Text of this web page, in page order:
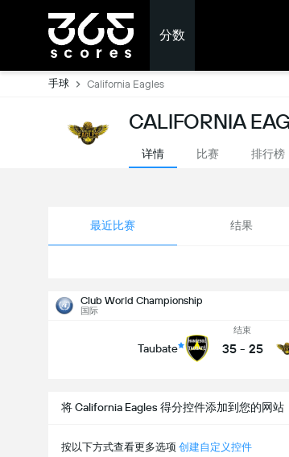
分数
手球 California Eagles
CALIFORNIA
详情 比赛 排行榜
最近比赛 结果
Club World Championship
国际
Taubate
结束
35 - 25
将 California Eagles 得分控件添加到您的网站
按以下方式查看更多选项 创建自定义控件